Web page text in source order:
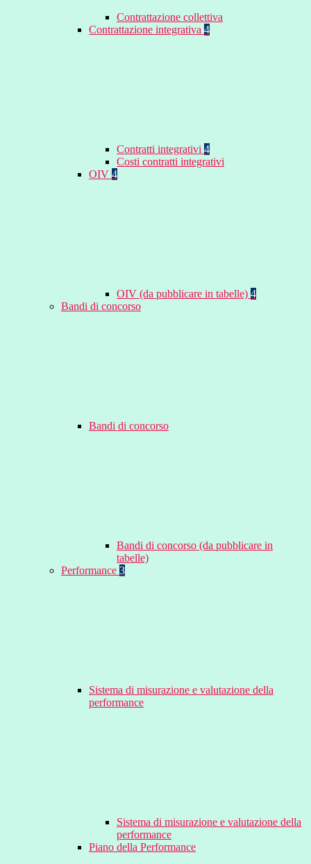
Contrattazione collettiva
Contrattazione integrativa 4
Contratti integrativi 4
Costi contratti integrativi
OIV 4
OIV (da pubblicare in tabelle) 4
Bandi di concorso
Bandi di concorso
Bandi di concorso (da pubblicare in
tabelle)
Performance 3
Sistema di misurazione e valutazione della
performance
Sistema di misurazione e valutazione della
performance
Piano della Performance